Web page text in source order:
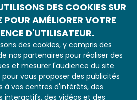
DES COOKIES SUR
POUR AMÉLIORER VOTRE
D'UTILISATEUR.
des cookies, y compris des
nos partenaires pour réaliser des
et mesurer l'audience du site
pour vous proposer des publicités
à vos centres d'intérêts, des
interactifs, des vidéos et des
Die Annexion des
Elsass und Lothringens